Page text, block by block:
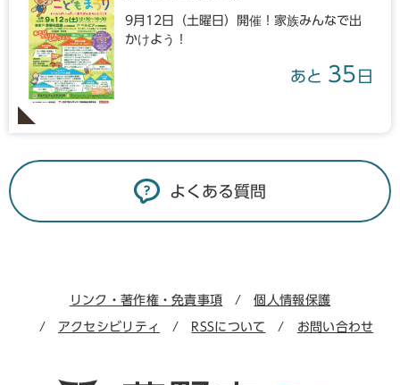
9月12日（土曜日）開催！家族みんなで出
かけよう！
あと 35 日
よくある質問
リンク・著作権・免責事項 個人情報保護
アクセシビリティ RSSについて お問い合わせ